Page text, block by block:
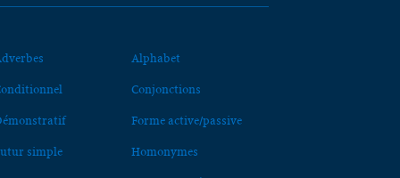
Alphabet
Conjonctions
Forme active/passive
simple Homonymes